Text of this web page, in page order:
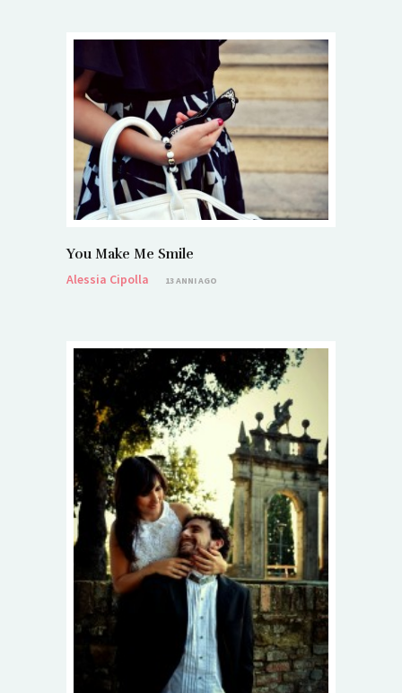
You Make Me Smile
Alessia Cipolla
13 ANNI AGO